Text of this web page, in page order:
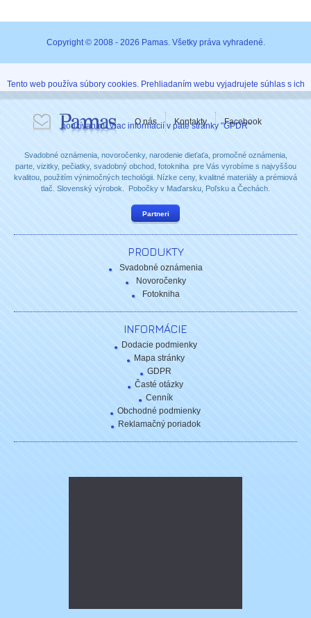
Copyright © 2008 - 2026 Pamas. Všetky práva vyhradené.
Tento web používa súbory cookies. Prehliadaním webu vyjadrujete súhlas s ich
používaním. Viac informácií v päte stránky "GPDR"
O nás Kontakty Facebook
Svadobné oznámenia, novoročenky, narodenie dieťaťa, promočné oznámenia,
parte, vizitky, pečiatky, svadobný obchod, fotokniha pre Vás vyrobíme s najvyššou
kvalitou, použitím výnimočných techológii. Nízke ceny, kvalitné materiály a prémiová
tlač. Slovenský výrobok. Pobočky v Maďarsku, Poľsku a Čechách.
Partneri
PRODUKTY
Svadobné oznámenia
Novoročenky
Fotokniha
INFORMÁCIE
Dodacie podmienky
Mapa stránky
GDPR
Časté otázky
Cenník
Obchodné podmienky
Reklamačný poriadok